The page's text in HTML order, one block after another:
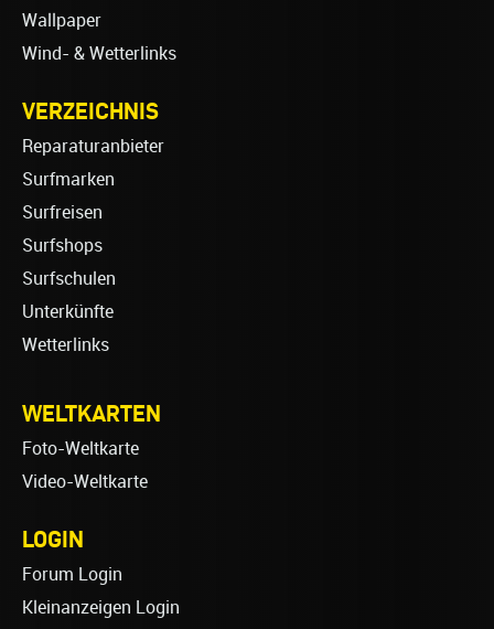
Wallpaper
Wind- & Wetterlinks
VERZEICHNIS
Reparaturanbieter
Surfmarken
Surfreisen
Surfshops
Surfschulen
Unterkünfte
Wetterlinks
WELTKARTEN
Foto-Weltkarte
Video-Weltkarte
LOGIN
Forum Login
Kleinanzeigen Login